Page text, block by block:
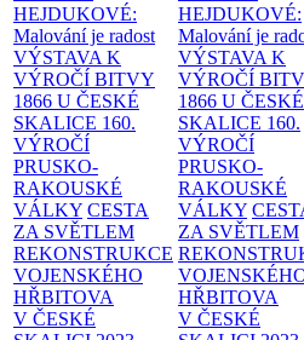
HEJDUKOVÉ:
Malování je radost
VÝSTAVA K
VÝROČÍ BITVY
1866 U ČESKÉ
SKALICE 160.
VÝROČÍ
PRUSKO-
RAKOUSKÉ
VÁLKY CESTA
ZA SVĚTLEM
REKONSTRUKCE
VOJENSKÉHO
HŘBITOVA
V ČESKÉ
HEJDUKOVÉ:
Malování je
VÝSTAVA K
VÝROČÍ
1866 U ČESKÉ
SKALICE 160.
VÝROČÍ
PRUSKO-
RAKOUSKÉ
VÁLKY
ZA SVĚTLEM
HŘBITOVA
V ČESKÉ